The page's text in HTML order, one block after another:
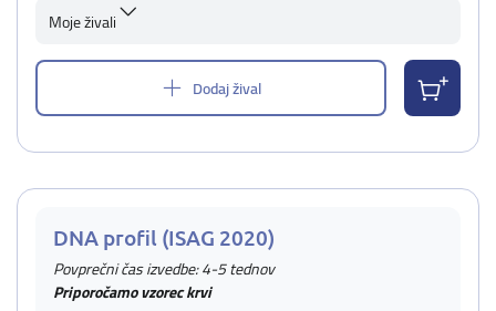
Moje živali
Dodaj žival
DNA profil (ISAG 2020)
Povprečni čas izvedbe: 4-5 tednov
Priporočamo vzorec krvi